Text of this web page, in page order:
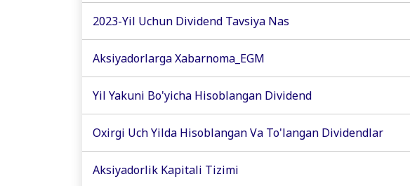
2023-Yil Uchun Dividend Tavsiya Nas
Aksiyadorlarga Xabarnoma_EGM
Yil Yakuni Bo'yicha Hisoblangan Dividend
Oxirgi Uch Yilda Hisoblangan Va To'langan Dividendlar
Aksiyadorlik Kapitali Tizimi